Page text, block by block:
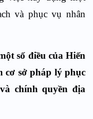
và phục vụ nhân
số điều của Hiến
cơ sở pháp lý phục
chính quyền địa